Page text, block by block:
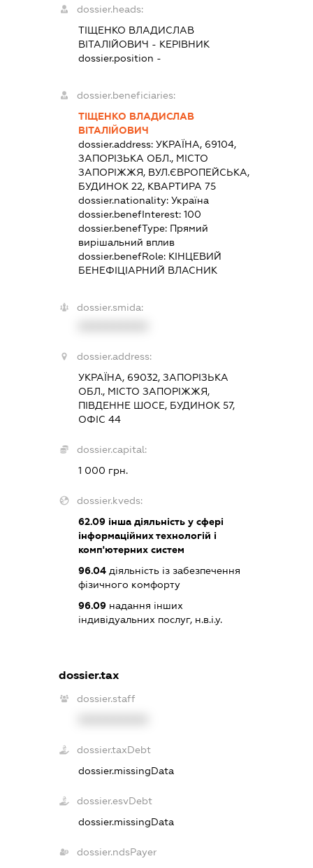
dossier.heads:
ТІЩЕНКО ВЛАДИСЛАВ
ВІТАЛІЙОВИЧ - КЕРІВНИК
dossier.position -
dossier.beneficiaries:
ТІЩЕНКО ВЛАДИСЛАВ
ВІТАЛІЙОВИЧ
dossier.address: УКРАЇНА, 69104,
ЗАПОРІЗЬКА ОБЛ., МІСТО
ЗАПОРІЖЖЯ, ВУЛ.ЄВРОПЕЙСЬКА,
БУДИНОК 22, КВАРТИРА 75
dossier.nationality: Україна
dossier.benefInterest: 100
dossier.benefType: Прямий
вирішальний вплив
dossier.benefRole: КІНЦЕВИЙ
БЕНЕФІЦІАРНИЙ ВЛАСНИК
dossier.smida:
dossier.address:
УКРАЇНА, 69032, ЗАПОРІЗЬКА
ОБЛ., МІСТО ЗАПОРІЖЖЯ,
ПІВДЕННЕ ШОСЕ, БУДИНОК 57,
ОФІС 44
dossier.capital:
1 000 грн.
dossier.kveds:
62.09інша діяльність у сфері
інформаційних технологій і
комп'ютерних систем
96.04діяльність із забезпечення
фізичного комфорту
96.09надання інших
індивідуальних послуг, н.в.і.у.
dossier.tax
dossier.staff
dossier.taxDebt
dossier.missingData
dossier.esvDebt
dossier.missingData
dossier.ndsPayer